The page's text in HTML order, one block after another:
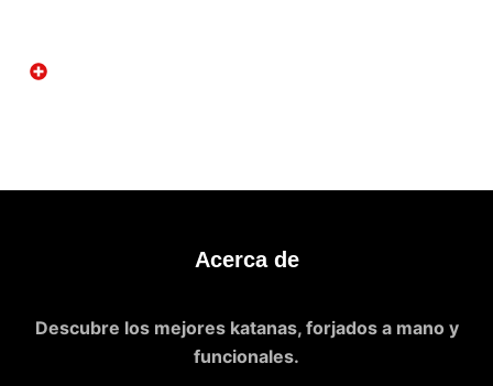
Acerca de
Descubre los mejores katanas, forjados a mano y
funcionales.